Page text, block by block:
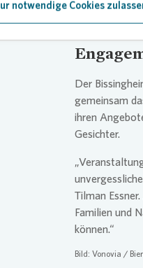
notwendige Cookies
schätzen wir
Der
gemeinsam
ihren
Gesichter.
Tilman
Familien und
können.“
Bild: Vonovia /